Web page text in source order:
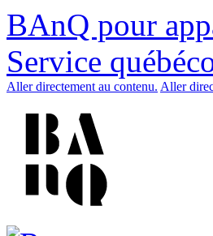
BAnQ pour
Service
Aller directement au contenu. Aller